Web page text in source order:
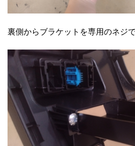
裏側からブラケットを専用のネジ